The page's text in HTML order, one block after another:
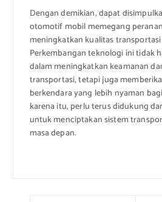
Dengan demikian, dapat
otomotif mobil memegang
meningkatkan kualitas
Perkembangan teknologi ini tidak
dalam meningkatkan keamanan
transportasi, tetapi juga
berkendara yang lebih nyaman
karena itu, perlu terus didukung
untuk menciptakan sistem
masa depan.